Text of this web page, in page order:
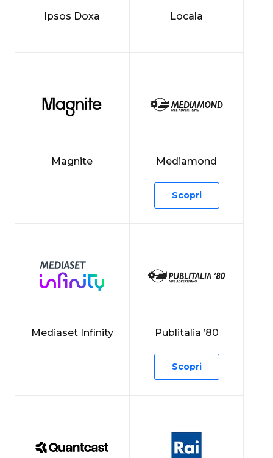
Ipsos Doxa Locala
Magnite Mediamond
Scopri
Mediaset Infinity Publitalia ’80
Scopri